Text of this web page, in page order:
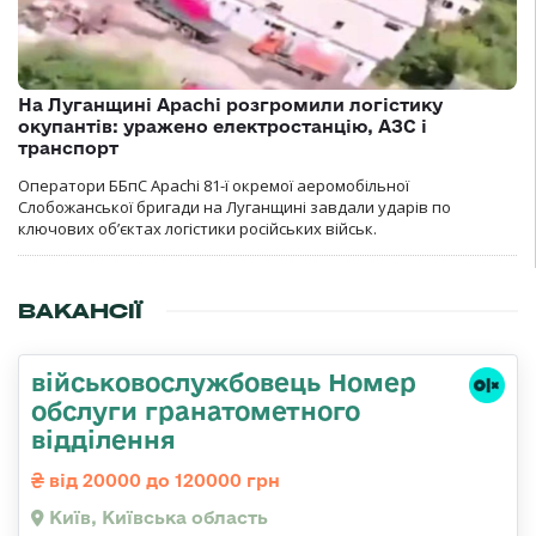
На Луганщині Apachi розгромили логістику
окупантів: уражено електростанцію, АЗС і
транспорт
Оператори ББпС Apachi 81-ї окремої аеромобільної
Слобожанської бригади на Луганщині завдали ударів по
ключових об’єктах логістики російських військ.
ВАКАНСІЇ
військовослужбовець Номер
обслуги гранатометного
відділення
від 20000 до 120000 грн
Київ, Київська область